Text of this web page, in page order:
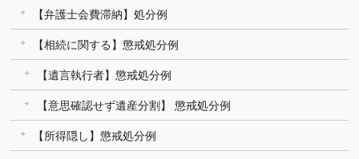
【弁護士会費滞納】処分例
【相続に関する】懲戒処分例
【遺言執行者】懲戒処分例
【意思確認せず遺産分割】 懲戒処分例
【所得隠し】懲戒処分例